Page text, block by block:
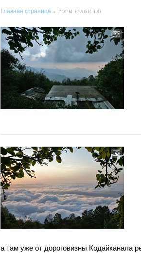
Главная страница » ГОРЫ (PAGE 18)
а там уже от дороговизны Кодайканала